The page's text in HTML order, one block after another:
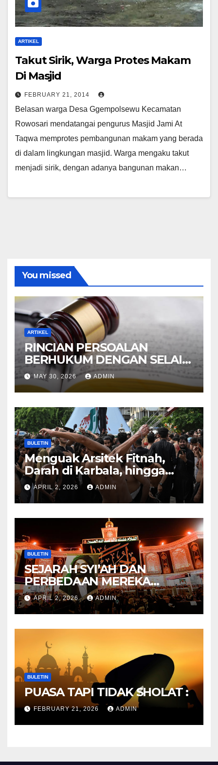
ARTIKEL
Takut Sirik, Warga Protes Makam
Di Masjid
FEBRUARY 21, 2014
Belasan warga Desa Ggempolsewu Kecamatan
Rowosari mendatangai pengurus Masjid Jami At
Taqwa memprotes pembangunan makam yang berada
di dalam lingkungan masjid. Warga mengaku takut
menjadi sirik, dengan adanya bangunan makan…
You missed
ARTIKEL
RINCIAN PERSOALAN
BERHUKUM DENGAN SELAIN
HUKUM ALLAH DALAM
KITAB AT-TAMHID SYARAH
KITAB AT-TAUHID
MAY 30, 2026 ADMIN
BULETIN
Menguak Arsitek Fitnah,
Darah di Karbala, hingga
Lahirnya Sekte-sekte serta
Mitos Imam Gaib
APRIL 2, 2026 ADMIN
BULETIN
SEJARAH SYI’AH DAN
PERBEDAAN MEREKA
ANTARA DULU DAN
SEKARANG
APRIL 2, 2026 ADMIN
BULETIN
PUASA TAPI TIDAK SHOLAT :
FEBRUARY 21, 2026 ADMIN